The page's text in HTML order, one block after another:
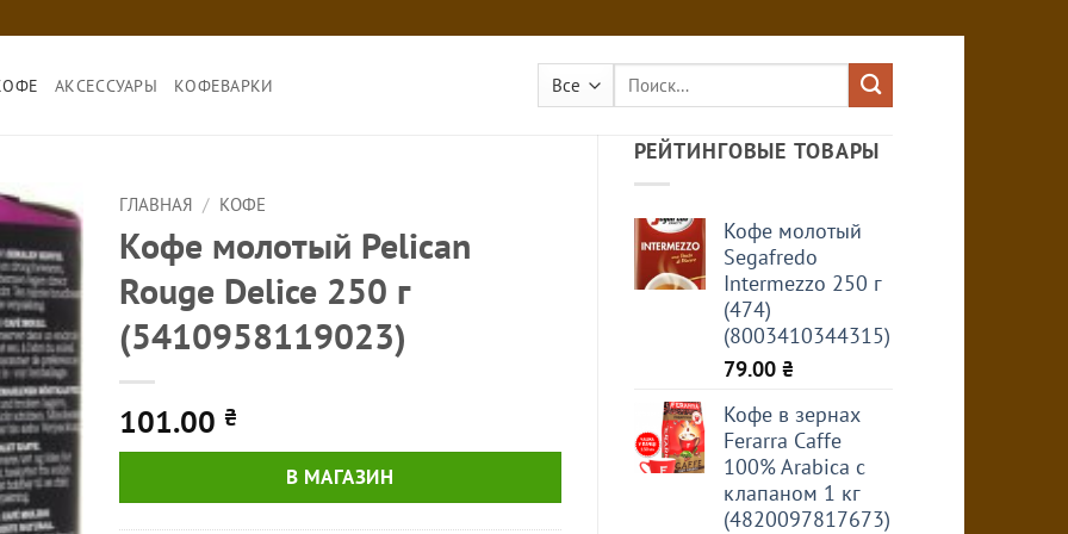
АКСЕССУАРЫ КОФЕВАРКИ
Искать:
РЕЙТИНГОВЫЕ ТОВАРЫ
Кофе молотый
Segafredo
Intermezzo 250 г
(474)
(8003410344315)
79.00 ₴
Кофе в зернах
Ferarra Caffe
100% Arabica с
клапаном 1 кг
(4820097817673)
ГЛАВНАЯ / КОФЕ
Кофе молотый Pelican
Rouge Delice 250 г
(5410958119023)
101.00 ₴
В МАГАЗИН